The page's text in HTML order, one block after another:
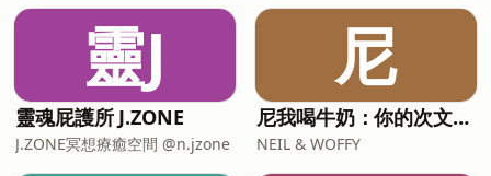
清爽無豆腥味化學味 🌱 超級食物配方多
種維生素礦物質，營養補給更到位 🌱 維
他命C養顏幫助促進膠原蛋白生成
靈J
靈魂屁護所 J.ZONE
J.ZONE冥想療癒空間 @n.jzone
尼
尼我喝牛奶：你的次文化指南
NEIL & WOFFY